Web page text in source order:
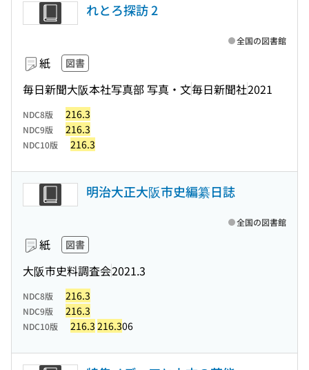
れとろ探訪 2
紙 図書
毎日新聞大阪本社写真部 写真・文毎日新聞社2021
全国の図書館
NDC8版 216.3
NDC9版 216.3
NDC10版 216.3
明治大正大阪市史編纂日誌
紙 図書
大阪市史料調査会2021.3
全国の図書館
NDC8版 216.3
NDC9版 216.3
NDC10版 216.3 216.306